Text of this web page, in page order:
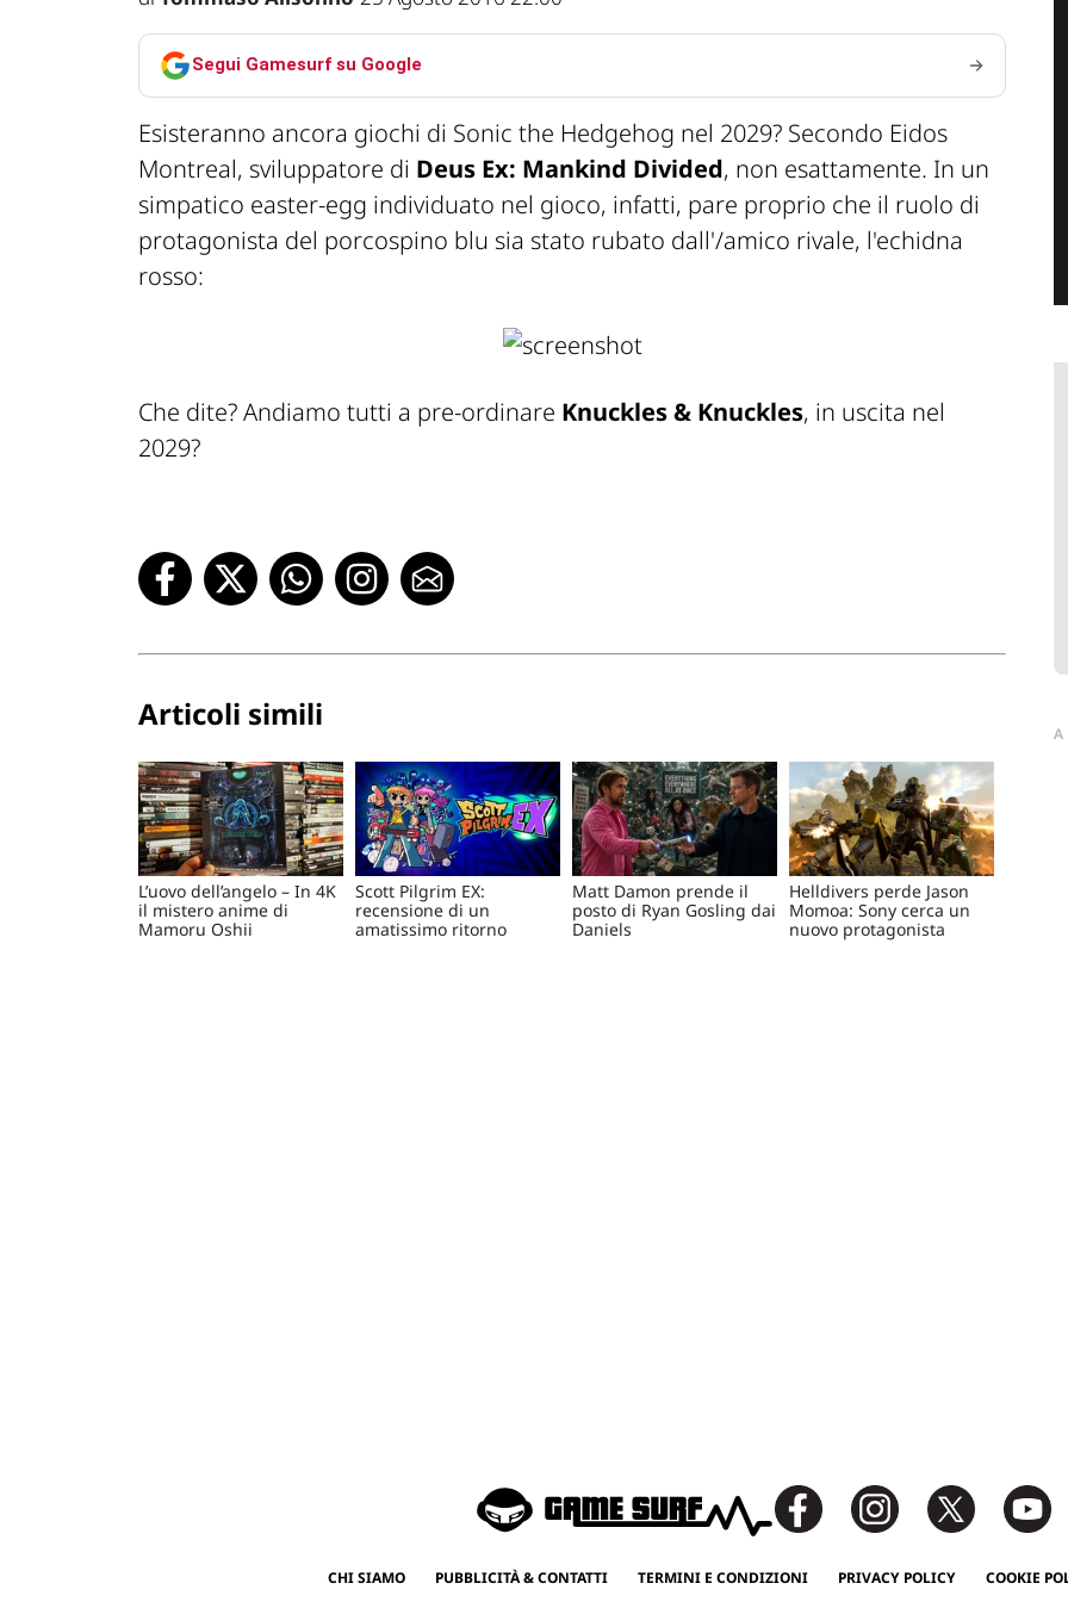
Segui Gamesurf su Google
Esisteranno ancora giochi di Sonic the Hedgehog nel 2029? Secondo Eidos
Montreal, sviluppatore di Deus Ex: Mankind Divided, non esattamente. In un
simpatico easter-egg individuato nel gioco, infatti, pare proprio che il ruolo di
protagonista del porcospino blu sia stato rubato dall'/amico rivale, l'echidna
rosso:
Che dite? Andiamo tutti a pre-ordinare Knuckles & Knuckles, in uscita nel
2029?
Articoli simili
L’uovo dell’angelo – In 4K
il mistero anime di
Mamoru Oshii
Scott Pilgrim EX:
recensione di un
amatissimo ritorno
Matt Damon prende il
posto di Ryan Gosling dai
Daniels
Helldivers perde Jason
Momoa: Sony cerca un
nuovo protagonista
CHI SIAMO PUBBLICITÀ & CONTATTI TERMINI E CONDIZIONI PRIVACY POLICY COOKIE